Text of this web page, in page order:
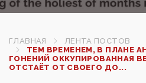
ГЛАВНАЯ
ЛЕНТА ПОСТОВ
ТЕМ ВРЕМЕНЕМ, В ПЛАНЕ
ГОНЕНИЙ ОККУПИРОВАННАЯ
ОТСТАЁТ ОТ СВОЕГО ДО...